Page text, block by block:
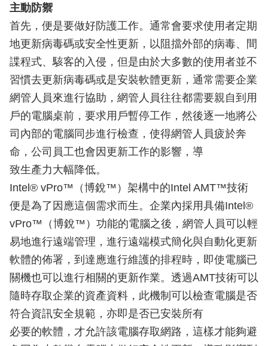
主動防禦
首先，便是要做好防護工作。通常會要求使用者定期
地更新病毒碼或安全性更新，以阻擋外部的病毒、間
諜程式、駭客的入侵，但是由於大多數的使用者並不
習慣去更新病毒碼或是安裝軟體更新，通常需要企業
網管人員來進行協助，網管人員往往都需要親自到用
戶的電腦桌前，要求用戶暫停工作，然後逐一地將公
司內部的電腦同步進行檢查，使得網管人員疲於奔
命，公司員工也會因更新工作的影響，導
致生產力大幅降低。
Intel® vPro™（博銳™）架構中的Intel AMT™技術
便是為了因應這個需求而生。企業內採用具備Intel®
vPro™（博銳™）功能的電腦之後，網管人員可以輕
易地進行遠端管理，進行遠端模式簡化與自動化更新
軟體的佈署，到達應進行維護的排程時，即使電腦已
關機也可以進行相關的更新作業。透過AMT技術可以
隨時存取企業的資產資料，此機制可以檢查電腦是否
符合資訊安全規範，亦即是否已安裝所有
必要的軟體，才允許該電腦存取網路，這樣才能夠避